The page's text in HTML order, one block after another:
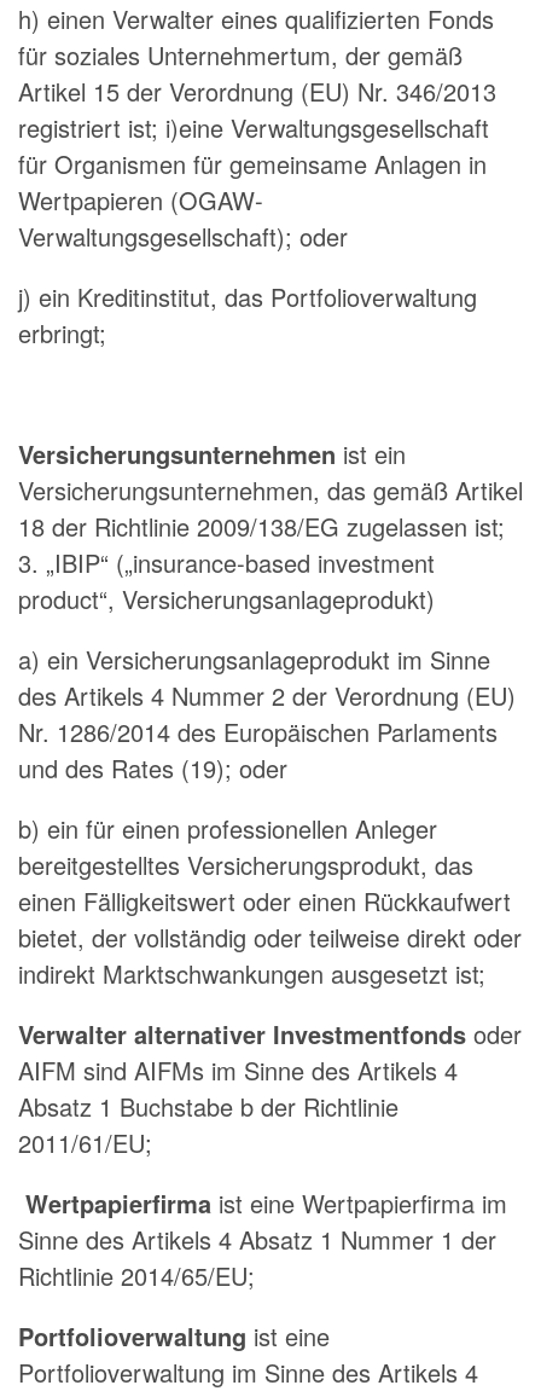
h) einen Verwalter eines qualifizierten Fonds
für soziales Unternehmertum, der gemäß
Artikel 15 der Verordnung (EU) Nr. 346/2013
registriert ist; i)eine Verwaltungsgesellschaft
für Organismen für gemeinsame Anlagen in
Wertpapieren (OGAW-
Verwaltungsgesellschaft); oder
j) ein Kreditinstitut, das Portfolioverwaltung
erbringt;
Versicherungsunternehmen ist ein
Versicherungsunternehmen, das gemäß Artikel
18 der Richtlinie 2009/138/EG zugelassen ist;
3. „IBIP“ („insurance-based investment
product“, Versicherungsanlageprodukt)
a) ein Versicherungsanlageprodukt im Sinne
des Artikels 4 Nummer 2 der Verordnung (EU)
Nr. 1286/2014 des Europäischen Parlaments
und des Rates (19); oder
b) ein für einen professionellen Anleger
bereitgestelltes Versicherungsprodukt, das
einen Fälligkeitswert oder einen Rückkaufwert
bietet, der vollständig oder teilweise direkt oder
indirekt Marktschwankungen ausgesetzt ist;
Verwalter alternativer Investmentfonds oder
AIFM sind AIFMs im Sinne des Artikels 4
Absatz 1 Buchstabe b der Richtlinie
2011/61/EU;
Wertpapierfirma ist eine Wertpapierfirma im
Sinne des Artikels 4 Absatz 1 Nummer 1 der
Richtlinie 2014/65/EU;
Portfolioverwaltung ist eine
Portfolioverwaltung im Sinne des Artikels 4